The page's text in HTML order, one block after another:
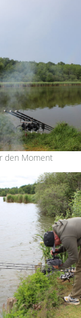
den Moment